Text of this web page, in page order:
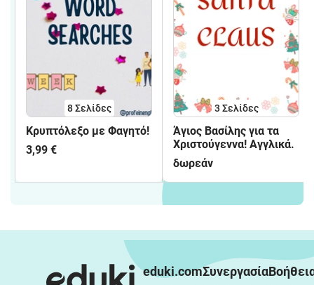
8Σελίδες
Κρυπτόλεξο με Φαγητό!
3,99 €
3 Σελίδες
Άγιος Βασίλης για τα
Χριστούγεννα! Αγγλικά.
δωρεάν
eduki.comΣυνεργασία